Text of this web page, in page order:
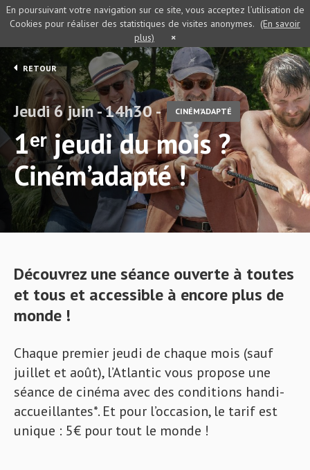
RETOUR
Jeudi 6 juin - 14h30 - CINÉM'ADAPTÉ
1ᵉʳ jeudi du mois ?
Ciném’adapté !
Découvrez une séance ouverte à toutes
et tous et accessible à encore plus de
monde !
Chaque premier jeudi de chaque mois (sauf
juillet et août), l’Atlantic vous propose une
séance de cinéma avec des conditions handi-
accueillantes*. Et pour l’occasion, le tarif est
unique : 5€ pour tout le monde !
En poursuivant votre navigation sur ce site, vous acceptez l’utilisation de
Cookies pour réaliser des statistiques de visites anonymes. (En savoir
plus)
×